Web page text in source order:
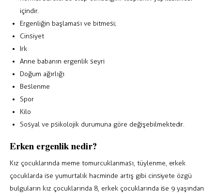
içindir.
Ergenliğin başlaması ve bitmesi;
Cinsiyet
Irk
Anne babanın ergenlik seyri
Doğum ağırlığı
Beslenme
Spor
Kilo
Sosyal ve psikolojik durumuna göre değişebilmektedir.
Erken ergenlik nedir?
Kız çocuklarında meme tomurcuklanması, tüylenme, erkek
çocuklarda ise yumurtalık hacminde artış gibi cinsiyete özgü
bulguların kız çocuklarında 8, erkek çocuklarında ise 9 yaşından